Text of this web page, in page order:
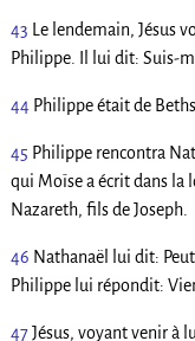
43 Le lendemain, Jésus
Philippe. Il lui dit: Suis-
44 Philippe était de
45 Philippe rencontra
qui Moïse a écrit dans la
Nazareth, fils de Joseph.
46 Nathanaël lui dit:
Philippe lui répondit:
47Jésus, voyant venir à